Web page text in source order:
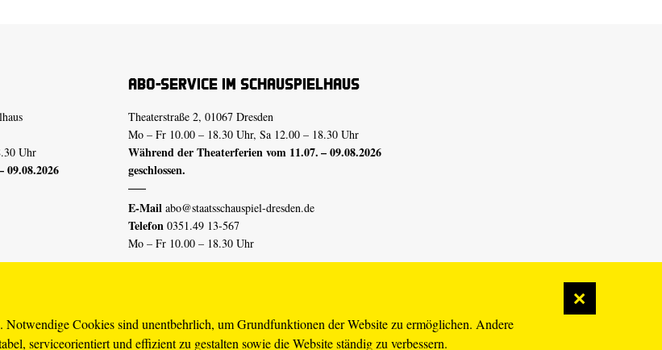
Cookies sind unentbehrlich, um Grundfunktionen der Website zu ermöglichen. Andere
serviceorientiert und effizient zu gestalten sowie die Website ständig zu verbessern.
Uhr
09.08.2026
Abo-Service im Schauspielhaus
Theaterstraße 2, 01067 Dresden
Mo – Fr 10.00 – 18.30 Uhr, Sa 12.00 – 18.30 Uhr
Während der Theaterferien vom 11.07. – 09.08.2026
geschlossen.
E-Mail abo@staatsschauspiel-dresden.de
Telefon 0351.49 13-567
Mo – Fr 10.00 – 18.30 Uhr
Erklärung Barrierefreiheit